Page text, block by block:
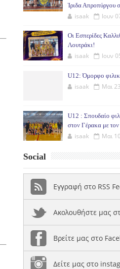
Ίριδα Απροπύργου
isaak Ιουν
Οι Εσπερίδες
Λουτράκι!
isaak Ιουν
U12: Όμορφο
isaak Μαι
U12 : Σπουδαίο
στον Γέρακα με
isaak Μαι
Social
Εγγραφή στο RSS
Ακολουθήστε μας
Βρείτε μας στο
Δείτε μας στο